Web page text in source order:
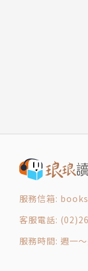
【附錄
【附錄四
【附錄
服務信箱:
客服電話:
服務時間: 週一